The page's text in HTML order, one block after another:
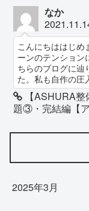
なか
こんにちははじめ
ーンのテンション
ちらのブログに辿
た。私も自作の圧
【ASHURA
題③・完結編【
2025年3月